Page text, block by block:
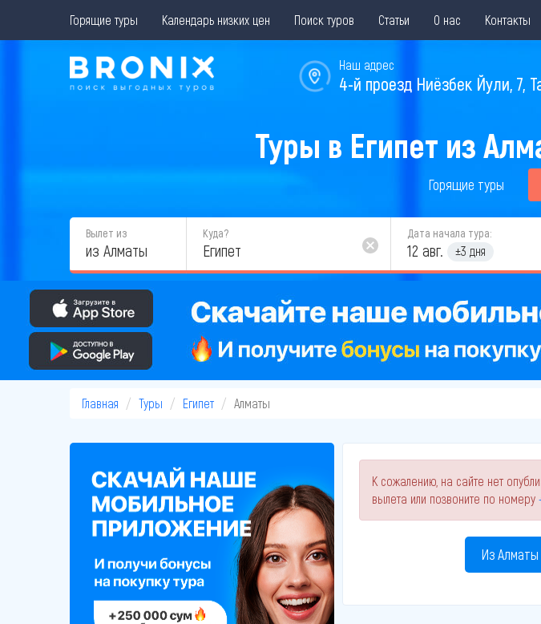
Горящие туры Календарь низких цен Поиск туров Статьи О нас Контакты
Наш адрес
4-й проезд Ниёзбек Йули, 7,
Туры в Египет из
Горящие туры
Вылет из
из Алматы
Куда? Дата начала тура:
12 авг. ±3 дня
Главная Туры Египет Алматы
К сожалению, на сайте нет
вылета или позвоните по номеру
Из Алматы